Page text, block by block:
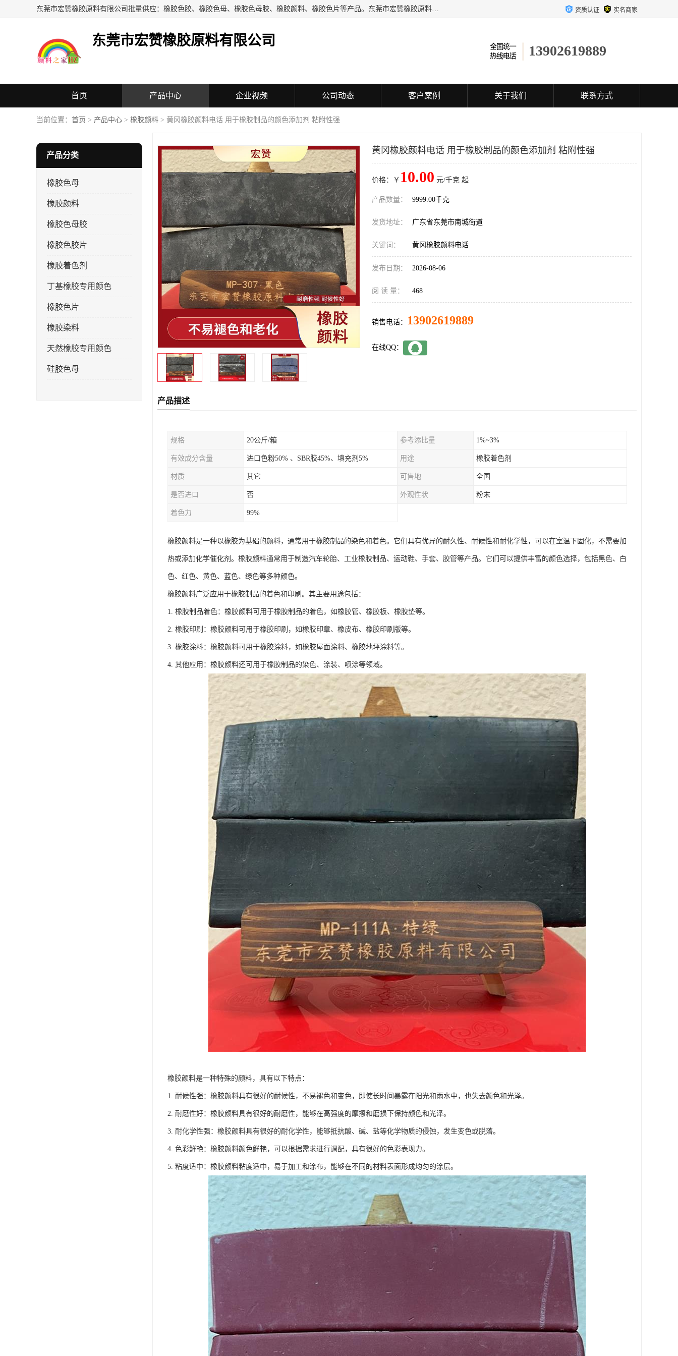
东莞市宏赞橡胶原料有限公司批量供应：橡胶色胶、橡胶色母、橡胶色母胶、橡胶颜料、橡胶色片等产品。东莞市宏赞橡胶原料有限公司经营已经十五年的历史，目前的客户群广达东南亚各国，也是目前橡胶制造密集度高的中国大陆橡胶制品工厂使用多，市场占有率高的色胶专业生产工厂。 资质认证 实名商家
东莞市宏赞橡胶原料有限公司
13902619889
首页 产品中心 企业视频 公司动态 客户案例 关于我们 联系方式
当前位置： 首页 > 产品中心 > 橡胶颜料 > 黄冈橡胶颜料电话 用于橡胶制品的颜色添加剂 粘附性强
产品分类
橡胶色母
橡胶颜料
橡胶色母胶
橡胶色胶片
橡胶着色剂
丁基橡胶专用颜色
橡胶色片
橡胶染料
天然橡胶专用颜色
硅胶色母
黄冈橡胶颜料电话 用于橡胶制品的颜色添加剂 粘附性强
价格：￥ 10.00 元/千克 起
产品数量： 9999.00千克
发货地址： 广东省东莞市南城街道
关键词： 黄冈橡胶颜料电话
发布日期： 2026-08-06
阅 读 量： 468
销售电话： 13902619889
在线QQ：
产品描述
规格 20公斤/箱 参考添比量 1%~3%
有效成分含量 进口色粉50% 、SBR胶45%、填充剂5% 用途 橡胶着色剂
材质 其它 可售地 全国
是否进口 否 外观性状 粉末
着色力 99%
橡胶颜料是一种以橡胶为基础的颜料，通常用于橡胶制品的染色和着色。它们具有优异的耐久性、耐候性和耐化学性，可以在室温下固化，不需要加
热或添加化学催化剂。橡胶颜料通常用于制造汽车轮胎、工业橡胶制品、运动鞋、手套、胶管等产品。它们可以提供丰富的颜色选择，包括黑色、白
色、红色、黄色、蓝色、绿色等多种颜色。
橡胶颜料广泛应用于橡胶制品的着色和印刷。其主要用途包括：
1. 橡胶制品着色：橡胶颜料可用于橡胶制品的着色，如橡胶管、橡胶板、橡胶垫等。
2. 橡胶印刷：橡胶颜料可用于橡胶印刷，如橡胶印章、橡皮布、橡胶印刷版等。
3. 橡胶涂料：橡胶颜料可用于橡胶涂料，如橡胶屋面涂料、橡胶地坪涂料等。
4. 其他应用：橡胶颜料还可用于橡胶制品的染色、涂装、喷涂等领域。
橡胶颜料是一种特殊的颜料，具有以下特点：
1. 耐候性强：橡胶颜料具有很好的耐候性，不易褪色和变色，即使长时间暴露在阳光和雨水中，也失去颜色和光泽。
2. 耐磨性好：橡胶颜料具有很好的耐磨性，能够在高强度的摩擦和磨损下保持颜色和光泽。
3. 耐化学性强：橡胶颜料具有很好的耐化学性，能够抵抗酸、碱、盐等化学物质的侵蚀，发生变色或脱落。
4. 色彩鲜艳：橡胶颜料颜色鲜艳，可以根据需求进行调配，具有很好的色彩表现力。
5. 粘度适中：橡胶颜料粘度适中，易于加工和涂布，能够在不同的材料表面形成均匀的涂层。